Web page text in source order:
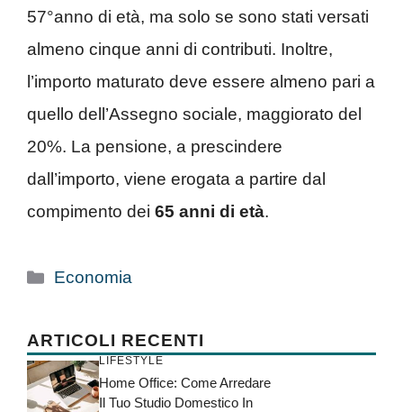
57°anno di età, ma solo se sono stati versati
almeno cinque anni di contributi. Inoltre,
l’importo maturato deve essere almeno pari a
quello dell’Assegno sociale, maggiorato del
20%. La pensione, a prescindere
dall’importo, viene erogata a partire dal
compimento dei 65 anni di età.
Categorie
Economia
ARTICOLI RECENTI
LIFESTYLE
Home Office: Come Arredare
Il Tuo Studio Domestico In